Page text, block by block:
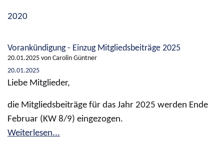
2020
Vorankündigung - Einzug Mitgliedsbeiträge 2025
20.01.2025 von Carolin Güntner
20.01.2025
Liebe Mitglieder,
die Mitgliedsbeiträge für das Jahr 2025 werden Ende
Februar (KW 8/9) eingezogen.
Weiterlesen...